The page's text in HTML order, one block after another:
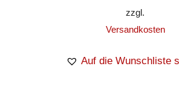
zzgl.
Versandkosten
Auf die Wunschliste